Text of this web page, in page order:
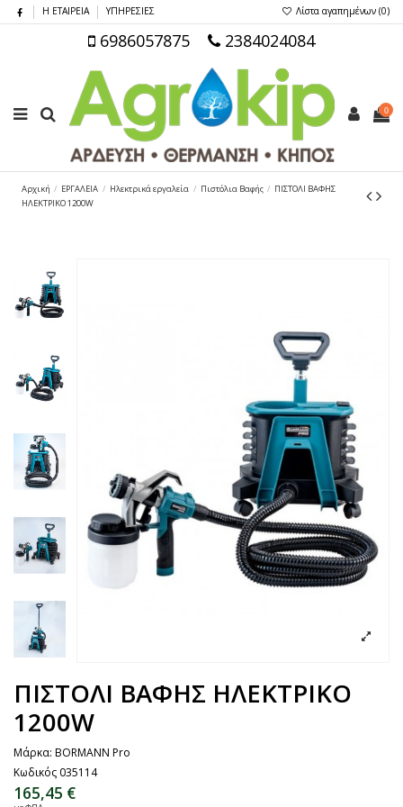
Η ΕΤΑΙΡΕΙΑ ΥΠΗΡΕΣΙΕΣ Λίστα αγαπημένων (0)
6986057875 2384024084
0
Αρχική ΕΡΓΑΛΕΙΑ Ηλεκτρικά εργαλεία Πιστόλια Βαφής
ΠΙΣΤΟΛΙ ΒΑΦΗΣ
ΗΛΕΚΤΡΙΚΟ 1200W
ΠΙΣΤΟΛΙ ΒΑΦΗΣ ΗΛΕΚΤΡΙΚΟ
1200W
Μάρκα: BORMANN Pro
Κωδικός 035114
165,45 €